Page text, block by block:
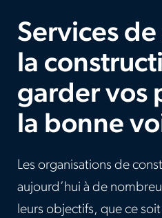
Services
la
garder vos
la bonne
Les organisations de
aujourd’hui à de
leurs objectifs, que ce